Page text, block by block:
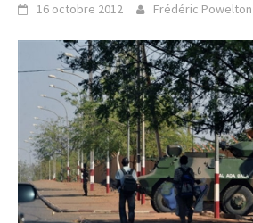
16 octobre 2012 Frédéric Powelton